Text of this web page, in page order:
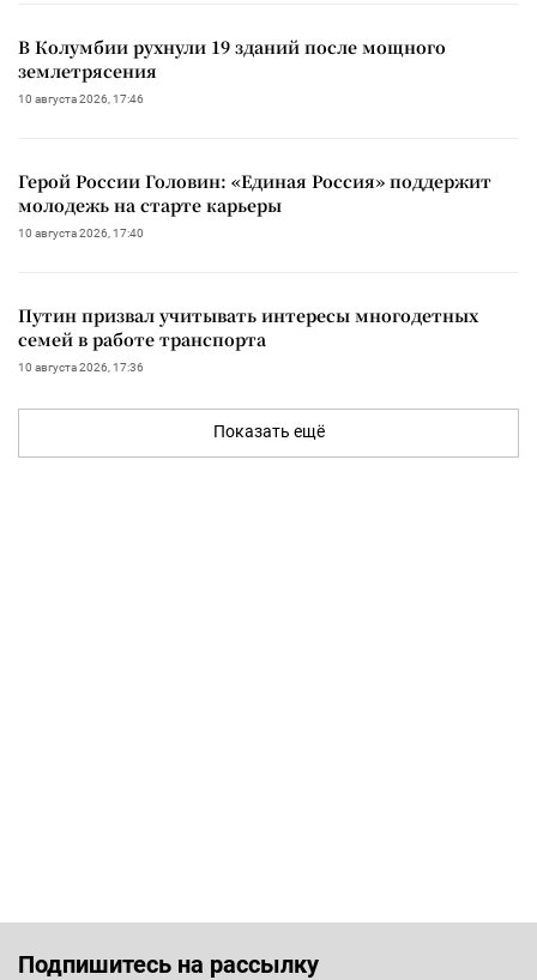
В Колумбии рухнули 19 зданий после мощного
землетрясения
10 августа 2026, 17:46
Герой России Головин: «Единая Россия» поддержит
молодежь на старте карьеры
10 августа 2026, 17:40
Путин призвал учитывать интересы многодетных
семей в работе транспорта
10 августа 2026, 17:36
Показать ещё
Подпишитесь на рассылку